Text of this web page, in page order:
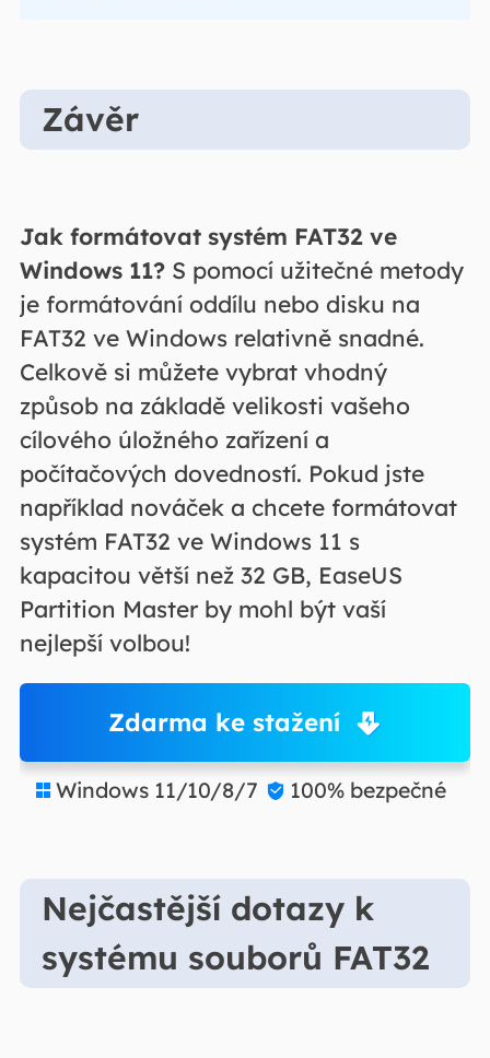
Závěr
Jak formátovat systém FAT32 ve
Windows 11?S pomocí užitečné metody
je formátování oddílu nebo disku na
FAT32 ve Windows relativně snadné.
Celkově si můžete vybrat vhodný
způsob na základě velikosti vašeho
cílového úložného zařízení a
počítačových dovedností. Pokud jste
například nováček a chcete formátovat
systém FAT32 ve Windows 11 s
kapacitou větší než 32 GB, EaseUS
Partition Master by mohl být vaší
nejlepší volbou!
Zdarma ke stažení
 Windows 11/10/8/7  100% bezpečné
Nejčastější dotazy k
systému souborů FAT32